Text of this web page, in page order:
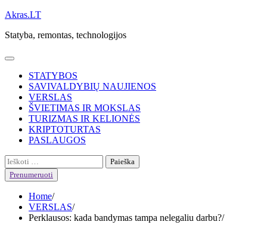
Skip
content
Akras.LT
Statyba, remontas, technologijos
STATYBOS
SAVIVALDYBIŲ NAUJIENOS
VERSLAS
ŠVIETIMAS IR MOKSLAS
TURIZMAS IR KELIONĖS
KRIPTOTURTAS
PASLAUGOS
Ieškoti:
Prenumeruoti
Home
VERSLAS
Perklausos: kada bandymas tampa nelegaliu darbu?